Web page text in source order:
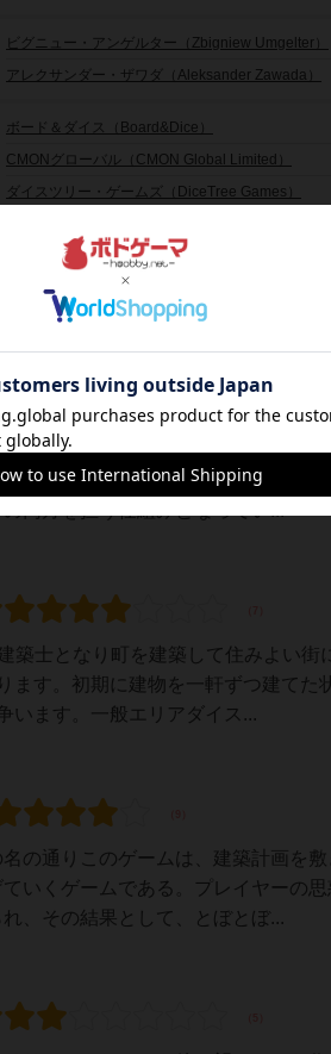
ビグニュー・アンゲルター（Zbigniew Umgelter）
アレクサンダー・ザワダ（Aleksander Zawada）
ボード＆ダイス（Board&Dice）
CMONグローバル（CMON Global Limited）
ダイスツリー・ゲームズ（DiceTree Games）
の中から【おすすめ・魅力・良い
イント】・ダイスがリソース兼アク
両方を担う仕組みとなってい...
築士となり町を建築して住みよい街
ます。初期に建物を一軒ずつ建てた
います。一般エリアダイス...
の通りこのゲームは、建築計画を
いくゲームである。プレイヤーの思
、その結果として、とぼとぼ...